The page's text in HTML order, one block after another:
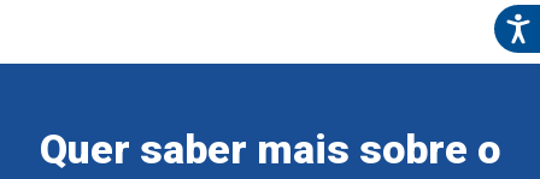
Quer saber mais sobre o